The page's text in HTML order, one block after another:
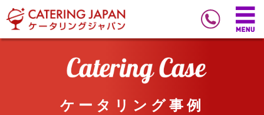
ケータリング事例